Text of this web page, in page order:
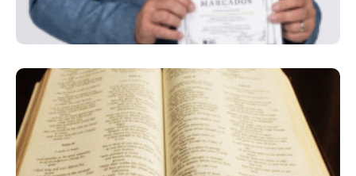
A Bíblia Como Ela É: A Queda De Israel –
Quando A Rebeldia Abre Caminho Para A
Destruição